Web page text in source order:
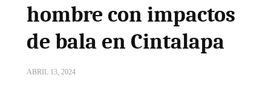
hombre con impactos
de bala en Cintalapa
ABRIL 13, 2024